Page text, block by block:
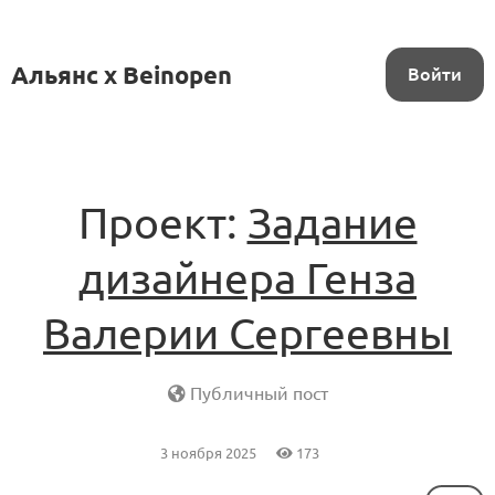
Альянс x Beinopen Войти
Проект: Задание
дизайнера Генза
Валерии Сергеевны
Публичный пост
3 ноября 2025 173